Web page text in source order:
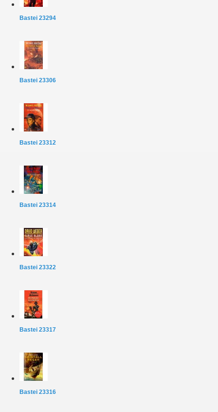
Bastei 23294
Bastei 23306
Bastei 23312
Bastei 23314
Bastei 23322
Bastei 23317
Bastei 23316